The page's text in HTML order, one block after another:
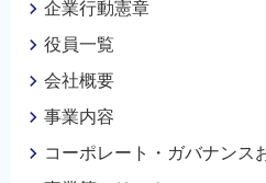
企業行動憲章
役員一覧
会社概要
事業内容
コーポレート・ガバナンス